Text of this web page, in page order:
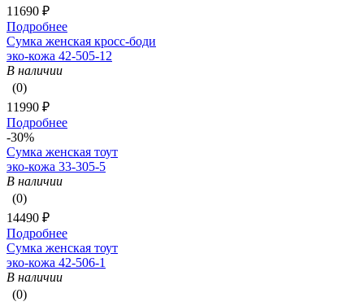
11690 ₽
Подробнее
Сумка женская кросс-боди
эко-кожа 42-505-12
В наличии
(0)
11990 ₽
Подробнее
-30%
Сумка женская тоут
эко-кожа 33-305-5
В наличии
(0)
14490 ₽
Подробнее
Сумка женская тоут
эко-кожа 42-506-1
В наличии
(0)